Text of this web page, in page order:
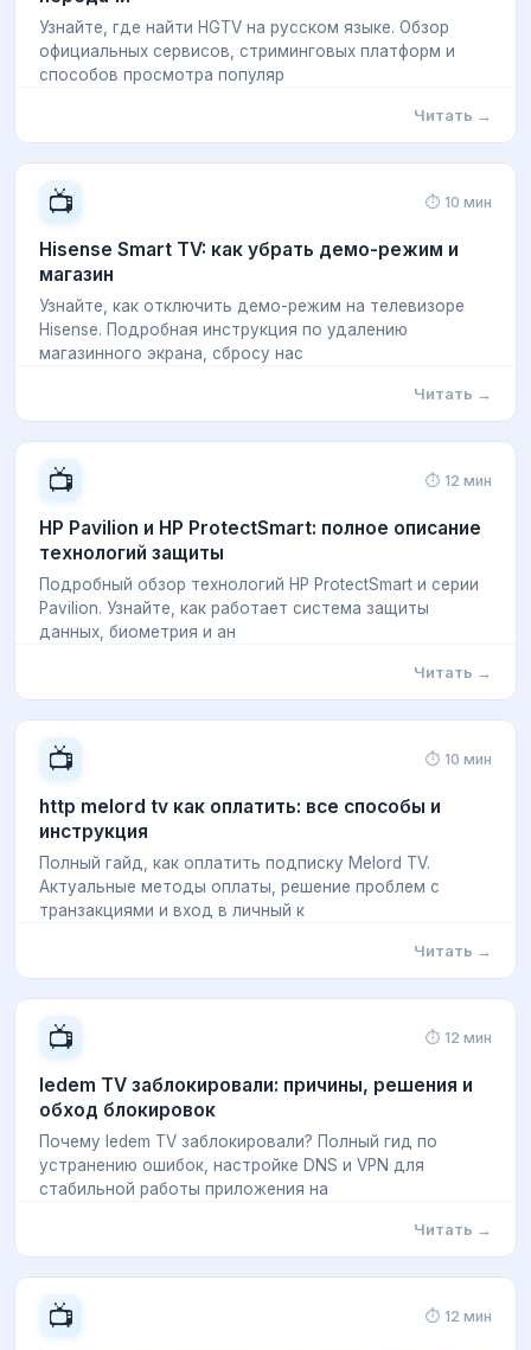
Узнайте, где найти HGTV на русском языке. Обзор
официальных сервисов, стриминговых платформ и
способов просмотра популяр
Читать →
📺 ⏱ 10 мин
Hisense Smart TV: как убрать демо-режим и
магазин
Узнайте, как отключить демо-режим на телевизоре
Hisense. Подробная инструкция по удалению
магазинного экрана, сбросу нас
Читать →
📺 ⏱ 12 мин
HP Pavilion и HP ProtectSmart: полное описание
технологий защиты
Подробный обзор технологий HP ProtectSmart и серии
Pavilion. Узнайте, как работает система защиты
данных, биометрия и ан
Читать →
📺 ⏱ 10 мин
http melord tv как оплатить: все способы и
инструкция
Полный гайд, как оплатить подписку Melord TV.
Актуальные методы оплаты, решение проблем с
транзакциями и вход в личный к
Читать →
📺 ⏱ 12 мин
Iedem TV заблокировали: причины, решения и
обход блокировок
Почему Iedem TV заблокировали? Полный гид по
устранению ошибок, настройке DNS и VPN для
стабильной работы приложения на
Читать →
📺 ⏱ 12 мин